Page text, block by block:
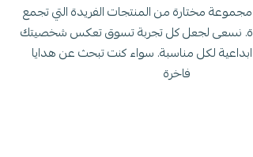
مختارة من المنتجات الفريدة التي تجمع
نسعى لجعل كل تجربة تسوق تعكس شخصيتك
لكل مناسبة. سواء كنت تبحث عن هدايا
فاخرة